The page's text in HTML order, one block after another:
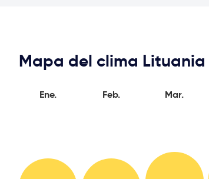
Mapa del clima Lituania
Ene. Feb. Mar.